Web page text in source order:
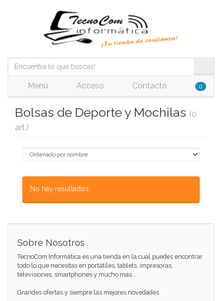
Menú Acceso Contacto 0
Bolsas de Deporte y Mochilas (0
art.)
No hay resultados.
Sobre Nosotros
TecnoCom Informática es una tienda en la cual puedes encontrar
todo lo que necesitas en portátiles, tablets, impresoras,
televisiones, smartphones y mucho mas...
Grandes ofertas y siempre las mejores novedades